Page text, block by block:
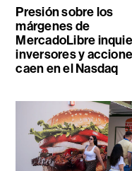
Presión sobre los
márgenes de
MercadoLibre
inversores y
caen en el Nasdaq